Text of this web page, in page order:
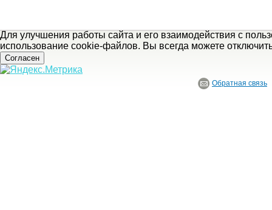
Для улучшения работы сайта и его взаимодействия с
использование cookie-файлов. Вы всегда можете
Согласен
Обратная связь